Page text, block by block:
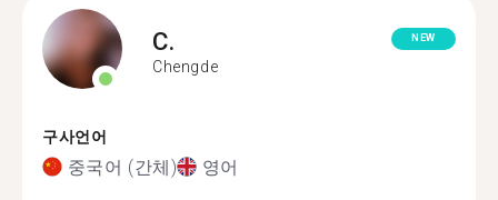
C.
Chengde
NEW
구사언어
중국어 (간체) 영어